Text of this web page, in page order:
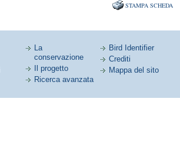
STAMPA SCHEDA
La
conservazione
Il progetto
Ricerca avanzata
Bird Identifier
Crediti
Mappa del sito